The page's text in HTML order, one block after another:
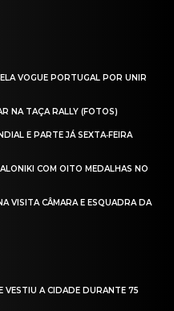
VOGUE PORTUGAL POR UNIR
NA TAÇA RALLY (FOTOS)
E PARTE JÁ SEXTA‑FEIRA
COM OITO MEDALHAS NO
VISITA CÂMARA E ESQUADRA DA
VESTIU A CIDADE DURANTE 75